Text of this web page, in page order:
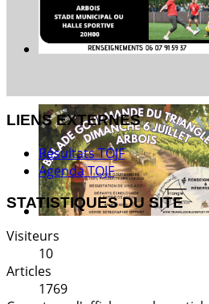
LIENS EXTERNES
Résultats TOJF
Agenda TOJF
STATISTIQUES DU SITE
Visiteurs
10
Articles
1769